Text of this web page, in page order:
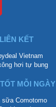
LIÊN KẾT
Vietnam
hơi tự bung
MỖI NGÀY
sữa Comotomo